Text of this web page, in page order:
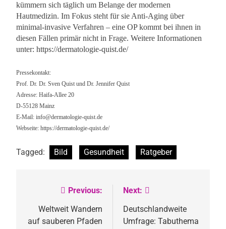
kümmern sich täglich um Belange der modernen
Hautmedizin. Im Fokus steht für sie Anti-Aging über
minimal-invasive Verfahren – eine OP kommt bei ihnen in
diesen Fällen primär nicht in Frage. Weitere Informationen
unter: https://dermatologie-quist.de/
Pressekontakt:
Prof. Dr. Dr. Sven Quist und Dr. Jennifer Quist
Adresse: Haifa-Allee 20
D-55128 Mainz
E-Mail: info@dermatologie-quist.de
Webseite: https://dermatologie-quist.de/
Tagged: Bild Gesundheit Ratgeber
Beitragsnavigation
Previous:
Weltweit Wandern
auf sauberen Pfaden
Next:
Deutschlandweite
Umfrage: Tabuthema